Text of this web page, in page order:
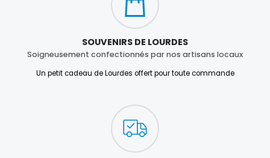
SOUVENIRS DE LOURDES
Soigneusement confectionnés par nos artisans locaux
Un petit cadeau de Lourdes offert pour toute commande